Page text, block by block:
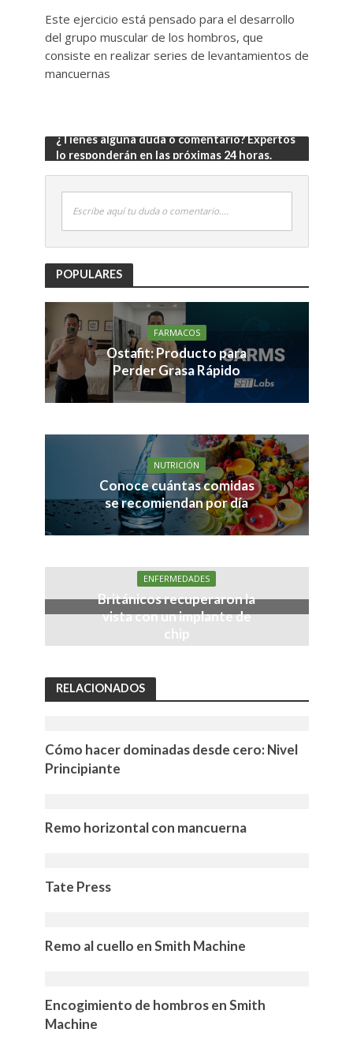
Este ejercicio está pensado para el desarrollo
del grupo muscular de los hombros, que
consiste en realizar series de levantamientos de
mancuernas
¿Tienes alguna duda o comentario? Expertos
lo responderán en las próximas 24 horas.
Escribe aquí tu duda o comentario....
POPULARES
FARMACOS
Ostafit: Producto para
Perder Grasa Rápido
NUTRICIÓN
Conoce cuántas comidas
se recomiendan por día
ENFERMEDADES
Británicos recuperaron la
vista con un implante de
chip
RELACIONADOS
Cómo hacer dominadas desde cero: Nivel
Principiante
Remo horizontal con mancuerna
Tate Press
Remo al cuello en Smith Machine
Encogimiento de hombros en Smith
Machine